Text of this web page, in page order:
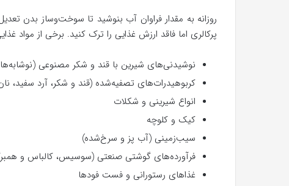
روزانه به مقدار فراوان آب بنوشید تا سوخت‌وساز بدن
پرکالری اما فاقد ارزش غذایی را ترک کنید. برخی از مواد
نوشیدنی‌های شیرین با قند و شکر مصنوعی
کربوهیدرات‌های تصفیه‌شده (قند و شکر، آرد سفید،
انواع شیرینی و شکلات
کیک و کلوچه‌
سیب‌زمینی (آب پز و سرخ‌شده)
فرآورده‌های گوشتی صنعتی (سوسیس، کالباس و
غذاهای رستورانی و فست فودها